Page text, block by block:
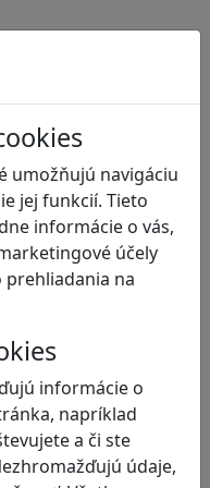
umožňujú navigáciu
jej funkcií. Tieto
informácie o vás,
účely
prehliadania na
informácie o
napríklad
a či ste
údaje,